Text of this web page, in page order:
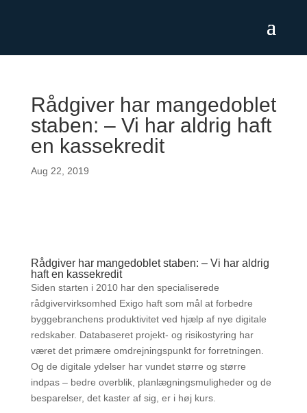
Rådgiver har mangedoblet
staben: – Vi har aldrig haft
en kassekredit
Aug 22, 2019
Rådgiver har mangedoblet staben: – Vi har aldrig
haft en kassekredit
Siden starten i 2010 har den specialiserede
rådgivervirksomhed Exigo haft som mål at forbedre
byggebranchens produktivitet ved hjælp af nye digitale
redskaber. Databaseret projekt- og risikostyring har
været det primære omdrejningspunkt for forretningen.
Og de digitale ydelser har vundet større og større
indpas – bedre overblik, planlægningsmuligheder og de
besparelser, det kaster af sig, er i høj kurs.